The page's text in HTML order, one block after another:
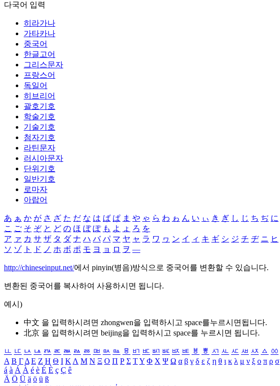
다국어 입력
히라가나
가타카나
중국어
한글고어
그리스문자
프랑스어
독일어
히브리어
괄호기호
학술기호
기술기호
첨자기호
라틴문자
러시아문자
단위기호
일반기호
로마자
아랍어
あ ぁ か が さ ざ た だ な は ば ぱ ま や ゃ ら わ ゎ ん い ぃ き ぎ し じ ち ぢ に
こ ご そ ぞ と ど の ほ ぼ ぽ も よ ょ ろ を
ア ァ カ サ ザ タ ダ ナ ハ バ パ マ ヤ ャ ラ ワ ヮ ン イ ィ キ ギ シ ジ チ ヂ ニ ヒ
ソ ゾ ト ド ノ ホ ボ ポ モ ヨ ョ ロ ヲ ―
http://chineseinput.net/에서 pinyin(병음)방식으로 중국어를 변환할 수 있습니다.
변환된 중국어를 복사하여 사용하시면 됩니다.
예시)
中文 을 입력하시려면 zhongwen을 입력하시고 space를누르시면됩니다.
北京 을 입력하시려면 beijing을 입력하시고 space를 누르시면 됩니다.
ㅥ ㅦ ㅧ ㅨ ㅩ ㅪ ㅫ ㅬ ㅭ ㅮ ㅯ ㅰ ㅱ ㅲ ㅳ ㅴ ㅵ ㅶ ㅷ ㅸ ㅹ ㅺ ㅻ ㅼ ㅽ ㅾ ㅿ ㆀ
Α Β ΓΔ Ε Ζ Η Θ Ι ΚΛ Μ Ν Ξ Ο Π Ρ Σ ΤΥ Φ Χ Ψ Ω α β γ δ ε ζ η θ ι κ λ μ ν ξ ο π ρ σ
á à Á À é è É È ç Ç ê
Ä Ö Ü ä ö ü ß